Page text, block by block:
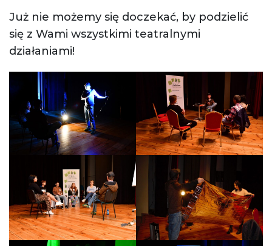
Już nie możemy się doczekać, by podzielić
się z Wami wszystkimi teatralnymi
działaniami!